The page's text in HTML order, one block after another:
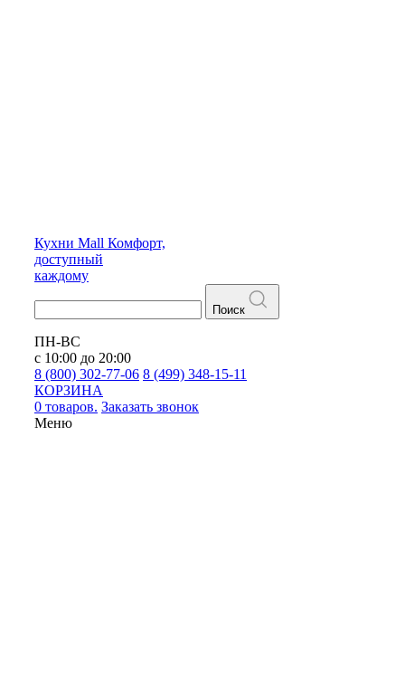
Кухни Mall Комфорт,
доступный
каждому
Поиск
ПН-ВС
с 10:00 до 20:00
8 (800) 302-77-06 8 (499) 348-15-11
КОРЗИНА
0 товаров. Заказать звонок
Меню